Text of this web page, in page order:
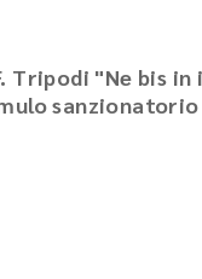
Tripodi "Ne bis